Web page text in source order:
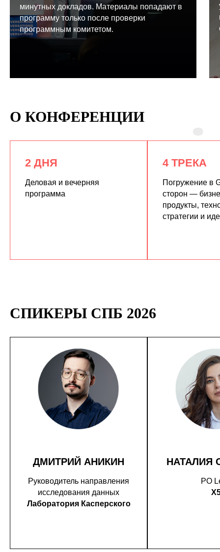
минутных докладов. Материалы попадают в
программу только после проверки
программным комитетом.
О КОНФЕРЕНЦИИ
2 ДНЯ
Деловая и вечерняя
программа
4 ТРЕКА
Погружение в
сторон —
продукты,
стратегии и
СПИКЕРЫ СПБ 2026
ДМИТРИЙ АНИКИН
Руководитель направления
исследования данных
Лаборатория Касперского
НАТАЛИЯ
PO